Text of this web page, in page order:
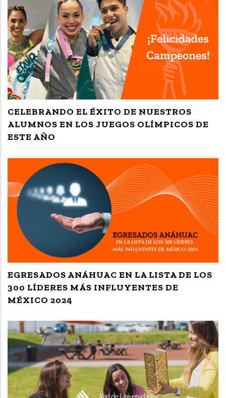
CELEBRANDO EL ÉXITO DE NUESTROS
ALUMNOS EN LOS JUEGOS OLÍMPICOS DE
ESTE AÑO
EGRESADOS ANÁHUAC EN LA LISTA DE LOS
300 LÍDERES MÁS INFLUYENTES DE
MÉXICO 2024